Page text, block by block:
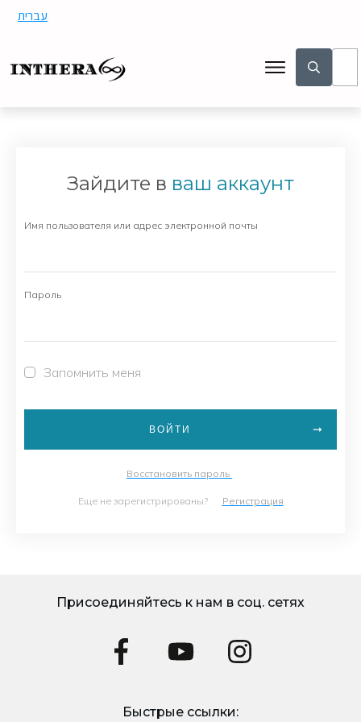
עברית
Зайдите в ваш аккаунт
Имя пользователя или адрес электронной почты
Пароль
Запомнить меня
ВОЙТИ
Восстановить пароль
Еще не зарегистрированы? Регистрация
Быстрые ссылки:
Присоединяйтесь к нам в соц. сетях